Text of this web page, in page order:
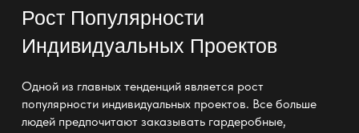
Рост Популярности
Индивидуальных Проектов
Одной из главных тенденций является рост
популярности индивидуальных проектов. Все больше
людей предпочитают заказывать гардеробные,